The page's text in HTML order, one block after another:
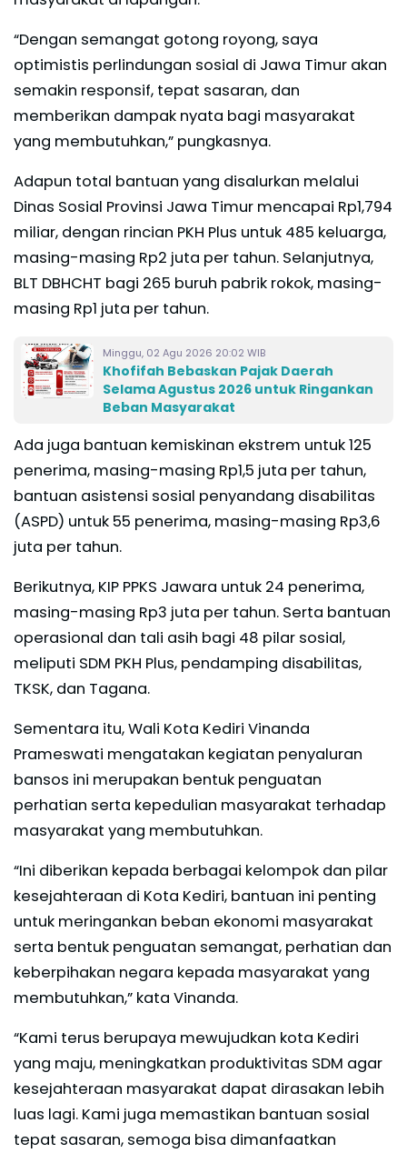
“Dengan semangat gotong royong, saya
optimistis perlindungan sosial di Jawa Timur akan
semakin responsif, tepat sasaran, dan
memberikan dampak nyata bagi masyarakat
yang membutuhkan,” pungkasnya.
Adapun total bantuan yang disalurkan melalui
Dinas Sosial Provinsi Jawa Timur mencapai Rp1,794
miliar, dengan rincian PKH Plus untuk 485 keluarga,
masing-masing Rp2 juta per tahun. Selanjutnya,
BLT DBHCHT bagi 265 buruh pabrik rokok, masing-
masing Rp1 juta per tahun.
Minggu, 02 Agu 2026 20:02 WIB
Khofifah Bebaskan Pajak Daerah
Selama Agustus 2026 untuk Ringankan
Beban Masyarakat
Ada juga bantuan kemiskinan ekstrem untuk 125
penerima, masing-masing Rp1,5 juta per tahun,
bantuan asistensi sosial penyandang disabilitas
(ASPD) untuk 55 penerima, masing-masing Rp3,6
juta per tahun.
Berikutnya, KIP PPKS Jawara untuk 24 penerima,
masing-masing Rp3 juta per tahun. Serta bantuan
operasional dan tali asih bagi 48 pilar sosial,
meliputi SDM PKH Plus, pendamping disabilitas,
TKSK, dan Tagana.
Sementara itu, Wali Kota Kediri Vinanda
Prameswati mengatakan kegiatan penyaluran
bansos ini merupakan bentuk penguatan
perhatian serta kepedulian masyarakat terhadap
masyarakat yang membutuhkan.
“Ini diberikan kepada berbagai kelompok dan pilar
kesejahteraan di Kota Kediri, bantuan ini penting
untuk meringankan beban ekonomi masyarakat
serta bentuk penguatan semangat, perhatian dan
keberpihakan negara kepada masyarakat yang
membutuhkan,” kata Vinanda.
“Kami terus berupaya mewujudkan kota Kediri
yang maju, meningkatkan produktivitas SDM agar
kesejahteraan masyarakat dapat dirasakan lebih
luas lagi. Kami juga memastikan bantuan sosial
tepat sasaran, semoga bisa dimanfaatkan